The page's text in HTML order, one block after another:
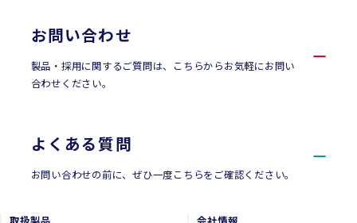
お問い合わせ
製品・採用に関するご質問は、こちらからお気軽にお問い
合わせください。
よくある質問
お問い合わせの前に、ぜひ一度こちらをご確認ください。